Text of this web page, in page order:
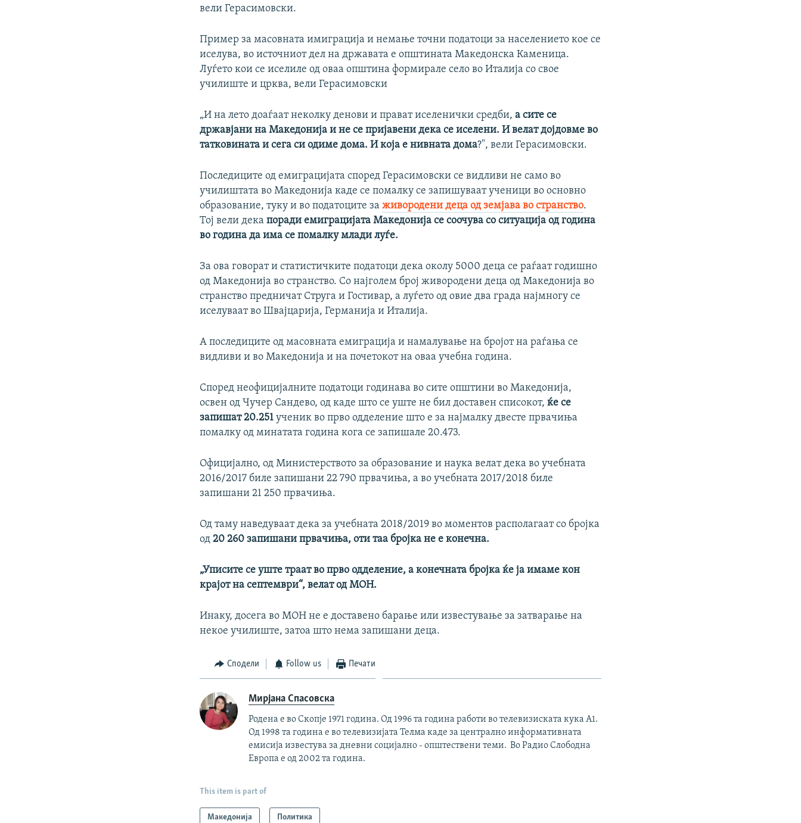
вели Герасимовски.
Пример за масовната имиграција и немање точни податоци за населението кое се
иселува, во источниот дел на државата е општината Македонска Каменица.
Луѓето кои се иселиле од оваа општина формирале село во Италија со свое
училиште и црква, вели Герасимовски
„И на лето доаѓаат неколку денови и прават иселенички средби,а сите се
државјани на Македонија и не се пријавени дека се иселени. И велат дојдовме во
татковината и сега си одиме дома. И која е нивната дома?", вели Герасимовски.
Последиците од емиграцијата според Герасимовски се видливи не само во
училиштата во Македонија каде се помалку се запишуваат ученици во основно
образование, туку и во податоците за живородени деца од земјава во странство.
Тој вели декапоради емиграцијата Македонија се соочува со ситуација од година
во година да има се помалку млади луѓе.
За ова говорат и статистичките податоци дека околу 5000 деца се раѓаат годишно
од Македонија во странство. Со најголем број живородени деца од Македонија во
странство предничат Струга и Гостивар, а луѓето од овие два града најмногу се
иселуваат во Швајцарија, Германија и Италија.
А последиците од масовната емиграција и намалување на бројот на раѓања се
видливи и во Македонија и на почетокот на оваа учебна година.
Според неофицијалните податоци годинава во сите општини во Македонија,
освен од Чучер Сандево, од каде што се уште не бил доставен списокот,ќе се
запишат 20.251 ученик во прво одделение што е за најмалку двесте првачиња
помалку од минатата година кога се запишале 20.473.
Официјално, од Министерството за образование и наука велат дека во учебната
2016/2017 биле запишани 22 790 првачиња, а во учебната 2017/2018 биле
запишани 21 250 првачиња.
Од таму наведуваат дека за учебната 2018/2019 во моментов располагаат со бројка
од 20 260 запишани првачиња, оти таа бројка не е конечна.
„Уписите се уште траат во прво одделение, а конечната бројка ќе ја имаме кон
крајот на септември“, велат од МОН.
Инаку, досега во МОН не е доставено барање или известување за затварање на
некое училиште, затоа што нема запишани деца.
Сподели Follow us Печати
Мирјана Спасовска
Родена е во Скопје 1971 година. Од 1996 та година работи во телевизиската кука А1.
Од 1998 та година е во телевизијата Телма каде за централно информативната
емисија известува за дневни социјално - општествени теми. Во Радио Слободна
Европа е од 2002 та година.
This item is part of
Македонија Политика